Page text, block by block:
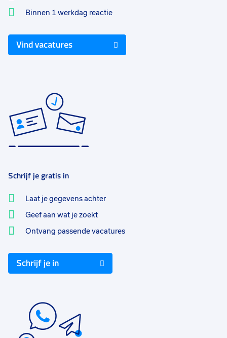
Binnen 1 werkdag reactie
Vind vacatures
Schrijf je gratis in
Laat je gegevens achter
Geef aan wat je zoekt
Ontvang passende vacatures
Schrijf je in